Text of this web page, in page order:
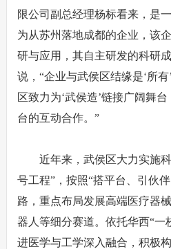
限公司副总经理杨标看来，是
为从苏州落地成都的企业，该
研与应用，其自主研发的科研
说，“企业与武侯区结缘是‘所
区致力为‘武侯造’链接广阔舞
台的互动合作。”
近年来，武侯区大力实施科
号工程”，按照“搭平台、引伙
路，重点布局发展高端医疗器
器人等细分赛道。依托华西“一
进医学与工学深入融合，积极